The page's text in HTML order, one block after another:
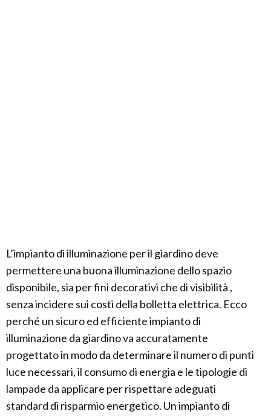
L’impianto di illuminazione per il giardino deve
permettere una buona illuminazione dello spazio
disponibile, sia per fini decorativi che di visibilità ,
senza incidere sui costi della bolletta elettrica. Ecco
perché un sicuro ed efficiente impianto di
illuminazione da giardino va accuratamente
progettato in modo da determinare il numero di punti
luce necessari, il consumo di energia e le tipologie di
lampade da applicare per rispettare adeguati
standard di risparmio energetico. Un impianto di